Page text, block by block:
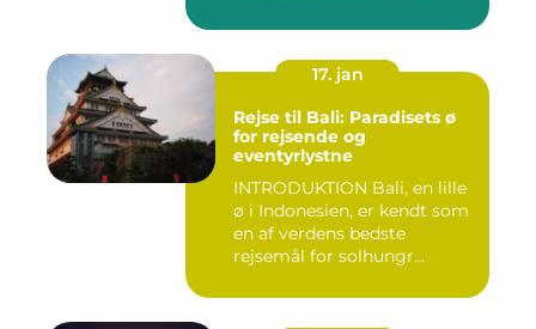
17. jan
Rejse til Bali: Paradisets ø
for rejsende og
eventyrlystne
INTRODUKTION Bali, en lille
ø i Indonesien, er kendt som
en af verdens bedste
rejsemål for solhungr...